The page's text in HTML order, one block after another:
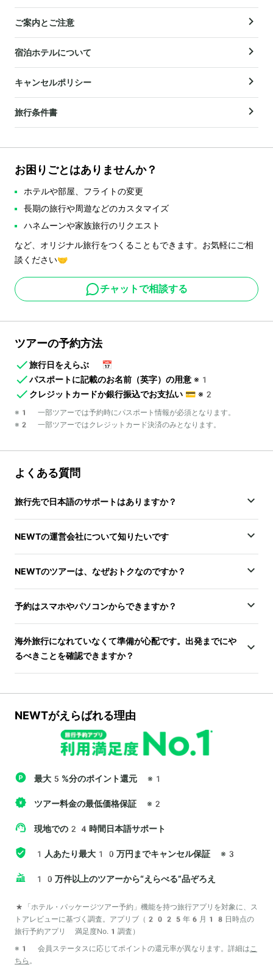
ご案内とご注意
宿泊ホテルについて
キャンセルポリシー
旅行条件書
お困りごとはありませんか？
ホテルや部屋、フライトの変更
長期の旅行や周遊などのカスタマイズ
ハネムーンや家族旅行のリクエスト
など、オリジナル旅行をつくることもできます。お気軽にご相
談ください🤝
チャットで相談する
ツアーの予約方法
旅行日をえらぶ
📅
パスポートに記載のお名前（英字）の用意 ※1
クレジットカードか銀行振込でお支払い 💳 ※2
※1 一部ツアーでは予約時にパスポート情報が必須となります。
※2 一部ツアーではクレジットカード決済のみとなります。
よくある質問
旅行先で日本語のサポートはありますか？
NEWTの運営会社について知りたいです
NEWTのツアーは、なぜおトクなのですか？
予約はスマホやパソコンからできますか？
海外旅行になれていなくて準備が心配です。出発までにや
るべきことを確認できますか？
NEWTがえらばれる理由
最大5%分のポイント還元 ※1
ツアー料金の最低価格保証 ※2
現地での24時間日本語サポート
1人あたり最大10万円までキャンセル保証 ※3
10万件以上のツアーから“えらべる”品ぞろえ
*「ホテル・パッケージツアー予約」機能を持つ旅行アプリを対象に、ス
トアレビューに基づく調査。アプリブ（2025年6月18日時点の
旅行予約アプリ 満足度No.1調査）
※1 会員ステータスに応じてポイントの還元率が異なります。詳細はこ
ちら 。